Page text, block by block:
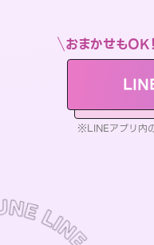
おまかせもOK
※LINEアプリ内